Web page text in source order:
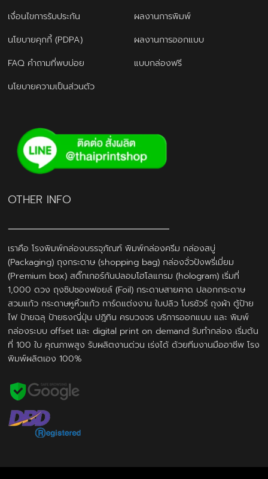
เงื่อนไขการรับประกัน
ผลงานการพิมพ์
นโยบายคุกกี้ (PDPA)
ผลงานการออกแบบ
FAQ คำถามที่พบบ่อย
แบบกล่องฟรี
นโยบายความเป็นส่วนตัว
OTHER INFO
เราคือ โรงพิมพ์กล่องบรรจุภัณฑ์ พิมพ์กล่องครีม กล่องสบู่
(Packaging) ถุงกระดาษ (shopping bag) กล่องจั่วปังพรี่เมี่ยม
(Premium box) สติ๊กเกอร์กันปลอมโฮโลแกรม (hologram) เริ่มที่
1,000 ดวง ถุงซิปซองฟอยล์ (Foil) กระดาษสายคาด ปลอกกระดาษ
สวมแก้ว กระดาษหูหิ้วแก้ว การ์ดแต่งงาน ใบปลิว โบรชัวร์ ถุงผ้า ตู้ป้าย
ไฟ ป้ายฉลุ ป้ายธงญี่ปุ่น ปฎิทิน ครบวงจร บริการออกแบบ และ พิมพ์
กล่องระบบ offset และ digital print on demand รับทำกล่อง เริ่มต้น
ที่ 100 ใบ คุณภาพสูง รับผลิตงานด่วน เร่งได้ ด้วยทีมงานมืออาชีพ โรง
พิมพ์ผลิตเอง 100%